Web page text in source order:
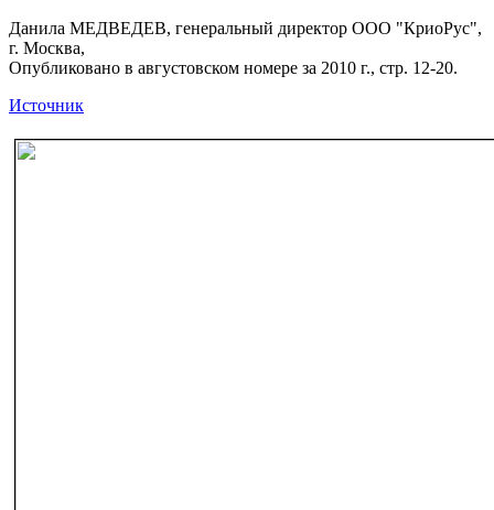
Данила МЕДВЕДЕВ, генеральный директор ООО "КриоРус",
г. Москва,
Опубликовано в августовском номере за 2010 г., стр. 12-20.
Источник